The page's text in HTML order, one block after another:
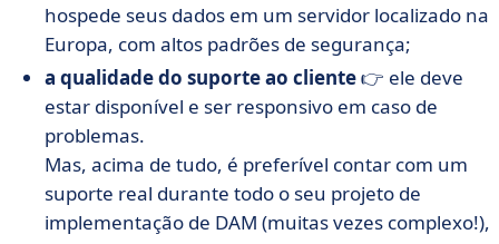
hospede seus dados em um servidor localizado na
Europa, com altos padrões de segurança;
a qualidade do suporte ao cliente👉 ele deve
estar disponível e ser responsivo em caso de
problemas.
Mas, acima de tudo, é preferível contar com um
suporte real durante todo o seu projeto de
implementação de DAM (muitas vezes complexo!),